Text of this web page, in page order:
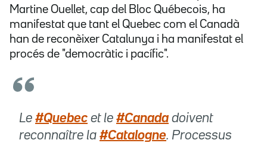
Martine Ouellet, cap del Bloc Québecois, ha
manifestat que tant el Quebec com el Canadà
han de reconèixer Catalunya i ha manifestat el
procés de "democràtic i pacífic".
Le #Quebec et le #Canada doivent
reconnaître la #Catalogne. Processus